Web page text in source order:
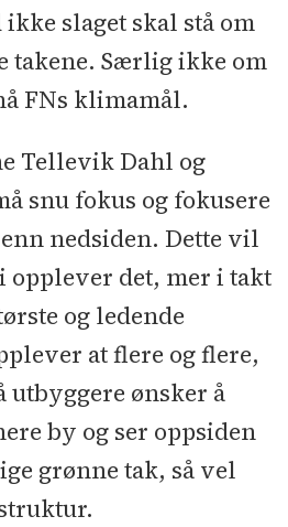
slaget skal stå om
takene. Særlig ikke om
FNs klimamål.
Tellevik Dahl og
snu fokus og fokusere
nedsiden. Dette vil
det, mer i takt
og ledende
at flere og flere,
utbyggere ønsker å
by og ser oppsiden
grønne tak, så vel